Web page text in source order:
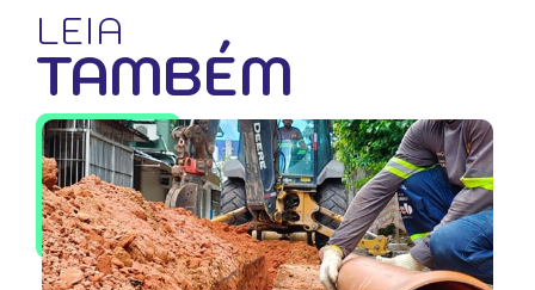
LEIA
TAMBÉM